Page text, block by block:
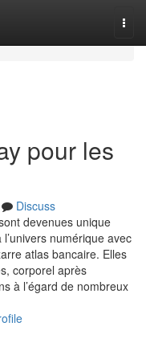
pour les
Discuss
devenues unique
numérique avec
atlas bancaire. Elles
corporel après
à l’égard de nombreux